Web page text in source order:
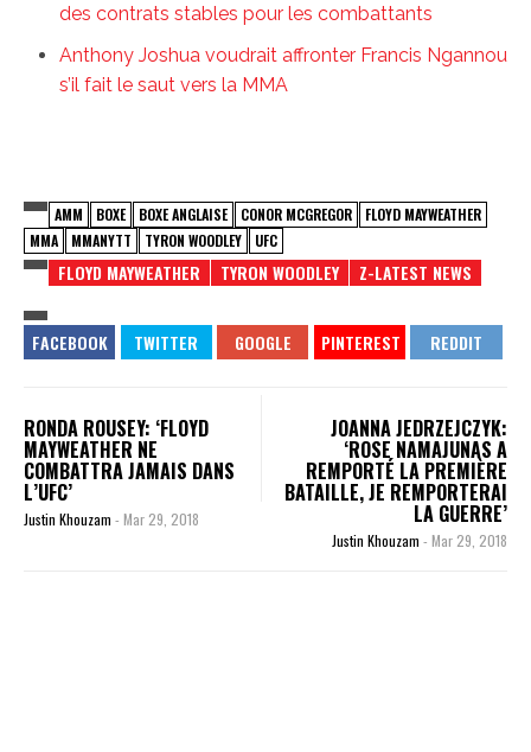
des contrats stables pour les combattants
Anthony Joshua voudrait affronter Francis Ngannou
s’il fait le saut vers la MMA
AMM BOXE BOXE ANGLAISE CONOR MCGREGOR
FLOYD MAYWEATHER
MMA
MMANYTT TYRON WOODLEY UFC
FLOYD MAYWEATHER TYRON WOODLEY Z-LATEST NEWS
RONDA ROUSEY: ‘FLOYD
MAYWEATHER NE
COMBATTRA JAMAIS DANS
L’UFC’
Justin Khouzam - Mar 29, 2018
JOANNA JEDRZEJCZYK:
‘ROSE NAMAJUNAS A
REMPORTÉ LA PREMIÈRE
BATAILLE, JE REMPORTERAI
LA GUERRE’
Justin Khouzam - Mar 29, 2018